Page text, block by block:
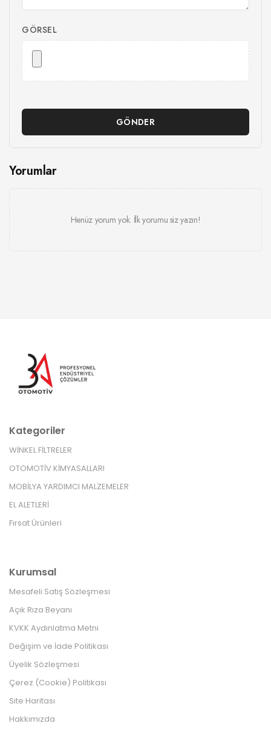
GÖRSEL
GÖNDER
Yorumlar
Henüz yorum yok. İlk yorumu siz yazın!
Kategoriler
WİNKEL FİLTRELER
OTOMOTİV KİMYASALLARI
MOBİLYA YARDIMCI MALZEMELER
EL ALETLERİ
Fırsat Ürünleri
Kurumsal
Mesafeli Satış Sözleşmesi
Açık Rıza Beyanı
KVKK Aydınlatma Metni
Değişim ve İade Politikası
Üyelik Sözleşmesi
Çerez (Cookie) Politikası
Site Haritası
Hakkımızda